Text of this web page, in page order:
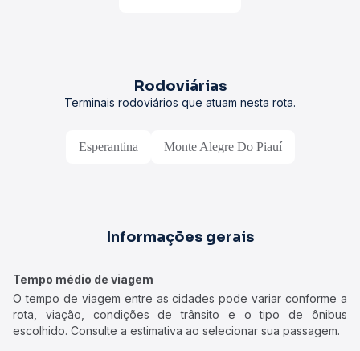
Rodoviárias
Terminais rodoviários que atuam nesta rota.
Esperantina Monte Alegre Do Piauí
Informações gerais
Tempo médio de viagem
O tempo de viagem entre as cidades pode variar conforme a
rota, viação, condições de trânsito e o tipo de ônibus
escolhido. Consulte a estimativa ao selecionar sua passagem.